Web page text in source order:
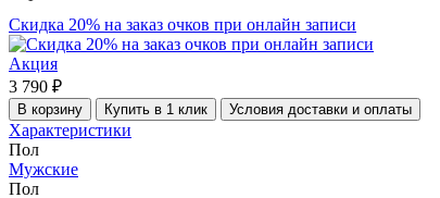
Скидка 20% на заказ очков при онлайн записи
Акция
3 790 ₽
В корзину Купить в 1 клик Условия доставки и оплаты
Характеристики
Пол
Мужские
Пол